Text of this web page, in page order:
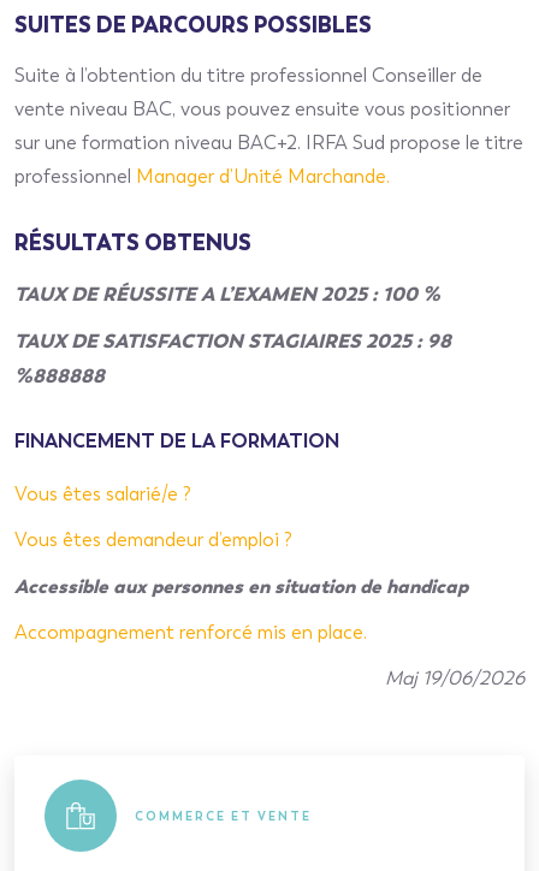
SUITES DE PARCOURS POSSIBLES
Suite à l’obtention du titre professionnel Conseiller de
vente niveau BAC, vous pouvez ensuite vous positionner
sur une formation niveau BAC+2. IRFA Sud propose le titre
professionnel Manager d’Unité Marchande.
RÉSULTATS OBTENUS
TAUX DE RÉUSSITE A L’EXAMEN 2025 : 100 %
TAUX DE SATISFACTION STAGIAIRES 2025 : 98
%888888
FINANCEMENT DE LA FORMATION
Vous êtes salarié/e ?
Vous êtes demandeur d’emploi ?
Accessible aux personnes en situation de handicap
Accompagnement renforcé mis en place.
Maj 19/06/2026
COMMERCE ET VENTE